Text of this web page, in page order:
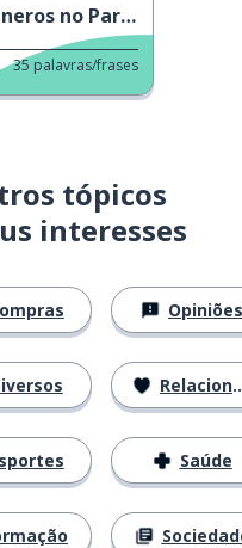
no Parquinho
35 palavras/frases
tópicos
interesses
Opiniões
Relacionamentos
Saúde